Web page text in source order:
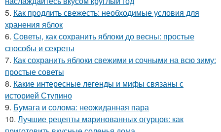
5. Как продлить свежесть: необходимые условия для
хранения яблок
6. Советы, как сохранить яблоки до весны: простые
способы и секреты
7. Как сохранить яблоки свежими и сочными на всю зиму:
простые советы
8. Какие интересные легенды и мифы связаны с
историей Ступино
9. Бумага и солома: неожиданная пара
10. Лучшие рецепты маринованных огурцов: как